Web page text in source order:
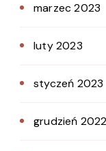
marzec 2023
luty 2023
styczeń 2023
grudzień 2022